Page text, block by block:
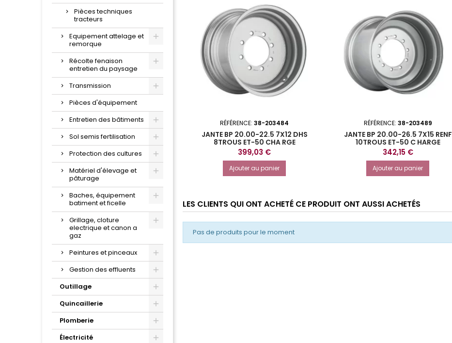
Pièces techniques
tracteurs
Equipement attelage et
remorque
Récolte fenaison
entretien du paysage
Transmission
Pièces d'équipement
Entretien des bâtiments
Sol semis fertilisation
Protection des cultures
Matériel d'élevage et
pâturage
Baches, équipement
batiment et ficelle
Grillage, cloture
electrique et canon a
gaz
Peintures et pinceaux
Gestion des effluents
Outillage
Quincaillerie
Plomberie
Électricité
RÉFÉRENCE: 38-203484
JANTE BP 20.00-22.5 7X12 DHS
8TROUS ET-50 CHA RGE
6250KG@40KMH
Prix
399,03 €
Ajouter au panier
RÉFÉRENCE: 38-203489
JANTE BP 20.00-26.5 7X15 RENF
10TROUS ET-50 C HARGE
7500KG@40KMH
Prix
342,15 €
Ajouter au panier
LES CLIENTS QUI ONT ACHETÉ CE PRODUIT ONT AUSSI ACHETÉS
Pas de produits pour le moment